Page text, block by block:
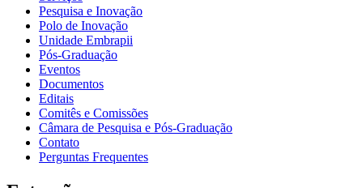
Pesquisa e Inovação
Polo de Inovação
Unidade Embrapii
Pós-Graduação
Eventos
Documentos
Editais
Comitês e Comissões
Câmara de Pesquisa e Pós-Graduação
Contato
Perguntas Frequentes